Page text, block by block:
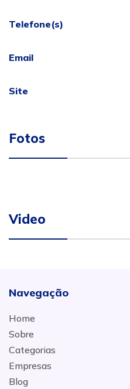
Telefone(s)
Email
Site
Fotos
Video
Navegação
Home
Sobre
Categorias
Empresas
Blog